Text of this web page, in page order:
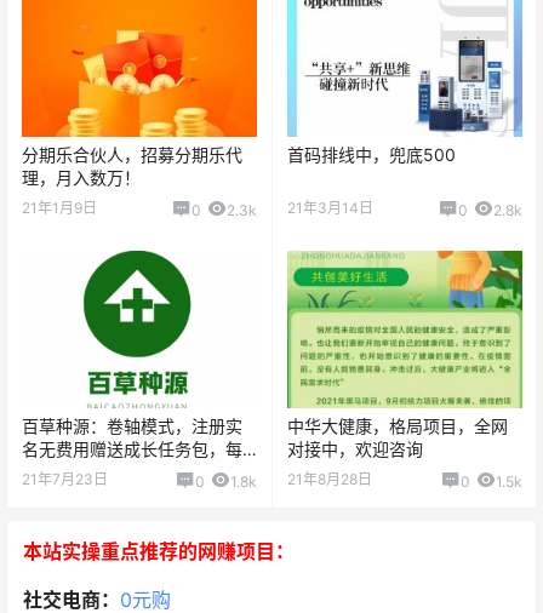
分期乐合伙人，招募分期乐代
理，月入数万！
21年1月9日 0 2.3k
首码排线中，兜底500
21年3月14日 0 2.8k
百草种源：卷轴模式，注册实
名无费用赠送成长任务包，每
天产0.11个源豆，团队化推广！
21年7月23日 0 1.8k
中华大健康，格局项目，全网
对接中，欢迎咨询
21年8月28日 0 1.5k
本站实操重点推荐的网赚项目：
社交电商： 0元购